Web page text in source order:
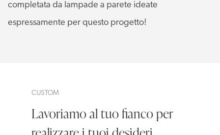
completata da lampade a parete ideate
espressamente per questo progetto!
CUSTOM
Lavoriamo al tuo fianco per